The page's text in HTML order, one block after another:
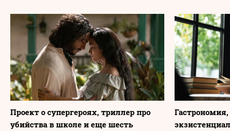
Проект о супергероях, триллер про
убийства в школе и еще шесть